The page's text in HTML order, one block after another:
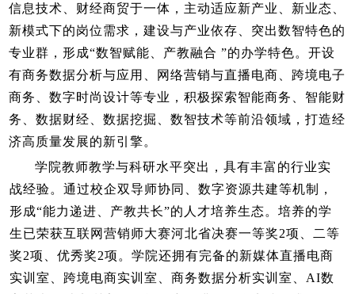
信息技术、财经商贸于一体，主动适应新产业、新业态、
新模式下的岗位需求，建设与产业依存、突出数智特色的
专业群，形成“数智赋能、产教融合 ”的办学特色。开设
有商务数据分析与应用、网络营销与直播电商、跨境电子
商务、数字时尚设计等专业，积极探索智能商务、智能财
务、 数据财经、数据挖掘、数智技术等前沿领域，打造经
济高质量发展的新引擎。
学院教师教学与科研水平突出，具有丰富的行业实
战经验。通过校企双导师协同、数字资源共建等机制，
形成“能力递进、产教共长”的人才培养生态。培养的学
生已荣获互联网营销师大赛河北省决赛一等奖2项、二等
奖2项、优秀奖2项。学院还拥有完备的新媒体直播电商
实训室、跨境电商实训室、商务数据分析实训室、 AI数